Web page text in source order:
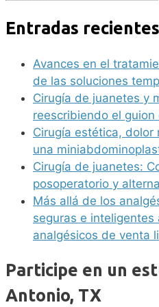
Entradas recientes
Avances en el
de las soluciones
Cirugía de juanetes y
reescribiendo el
Cirugía estética, dolor
una
Cirugía de juanetes:
posoperatorio y
Más allá de los
seguras e inteligentes
analgésicos de venta
Participe en un
Antonio, TX